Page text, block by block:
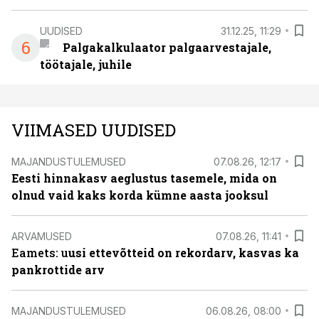
6
UUDISED 31.12.25, 11:29
Palgakalkulaator palgaarvestajale,
töötajale, juhile
VIIMASED UUDISED
MAJANDUSTULEMUSED 07.08.26, 12:17
Eesti hinnakasv aeglustus tasemele, mida on
olnud vaid kaks korda kümne aasta jooksul
ARVAMUSED 07.08.26, 11:41
Eamets: uusi ettevõtteid on rekordarv, kasvas ka
pankrottide arv
MAJANDUSTULEMUSED 06.08.26, 08:00